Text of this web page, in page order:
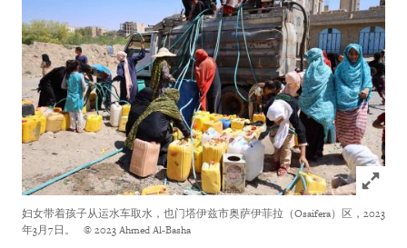
Click to
妇女带着孩子从运水车取水，也门塔伊兹市奥萨伊菲拉（Osaifera）区，2023
年3月7日。
© 2023 Ahmed Al-Basha